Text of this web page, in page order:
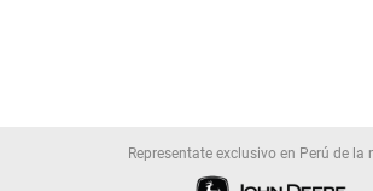
Representate exclusivo en Perú de la